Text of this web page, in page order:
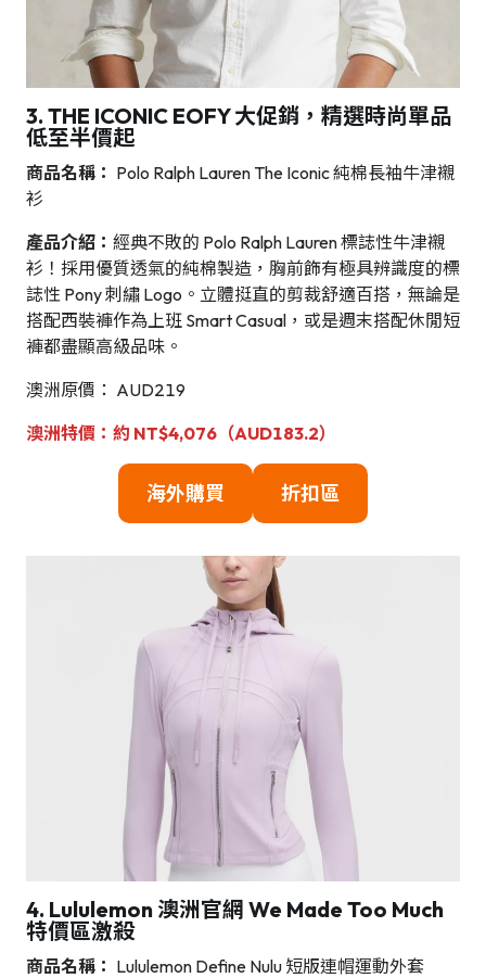
3. THE ICONIC EOFY 大促銷，精選時尚單品
低至半價起
商品名稱： Polo Ralph Lauren The Iconic 純棉長袖牛津襯
衫
產品介紹： 經典不敗的 Polo Ralph Lauren 標誌性牛津襯
衫！採用優質透氣的純棉製造，胸前飾有極具辨識度的標
誌性 Pony 刺繡 Logo。立體挺直的剪裁舒適百搭，無論是
搭配西裝褲作為上班 Smart Casual，或是週末搭配休閒短
褲都盡顯高級品味。
澳洲原價： AUD219
澳洲特價：約 NT$4,076（AUD183.2）
海外購買 折扣區
4. Lululemon 澳洲官網 We Made Too Much
特價區激殺
商品名稱： Lululemon Define Nulu 短版連帽運動外套